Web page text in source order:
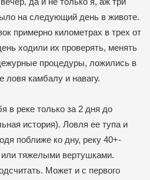
на следующий день в животе.
примерно километрах в трех от
ходили их проверять, менять
процедуры, ложились в
ловя камбалу и навагу.
в реке только за 2 дня до
история). Ловля ее тупа и
поближе ко дну, реку 40+-
тяжелыми вертушками.
Может и с первого